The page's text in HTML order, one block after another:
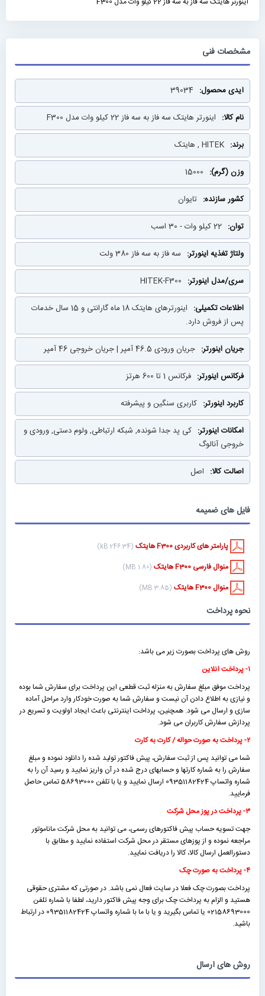
مشخصات فنی
مشخصات
فنی
39034
اینورتر هایتک سه فاز به سه فاز 22 کیلو وات مدل F300
HITEK , هایتک
15000
تایوان
22 کیلو وات - 30 اسب
سه فاز به سه فاز 380 ولت
HITEK-F300
اینورترهای هایتک 18 ماه گارانتی و 15 سال خدمات
پس از فروش دارد.
جریان ورودی 46.5 آمپر | جریان خروجی 46 آمپر
فرکانس 1 تا 600 هرتز
کاربری سنگین و پیشرفته
کی پد جدا شونده, شبکه ارتباطی, ولوم دستی, ورودی و
خروجی آنالوگ
اصل
فایل های ضمیمه
پارامتر های کاربردی F300 هایتک (246.34 kB)
منوال فارسی F300 هایتک (1.80 MB)
منوال F300 هایتک (3.85 MB)
نحوه پرداخت
روش های پرداخت بصورت زیر می باشد:
۱- پرداخت آنلاین
پرداخت موفق مبلغ سفارش به منزله ثبت قطعی این پرداخت برای سفارش شما بوده
و نیازی به اطلاع دادن آن نیست و سفارش شما به صورت خودکار وارد مراحل آماده
سازی و ارسال می شود. همچنین، پرداخت اینترنتی باعث ایجاد اولویت و تسریع در
پردازش سفارش کاربران می شود.
۲- پرداخت به صورت حواله / کارت به کارت
شما می توانید پس از ثبت سفارش، پیش فاکتور تولید شده را دانلود نموده و مبلغ
سفارش را به شماره کارتها و حسابهای درج شده در آن واریز نمایید و رسید آن را به
شماره واتساپ 09351182424 ارسال نمایید و یا با تلفن 58693000 تماس حاصل
فرمایید.
۳- پرداخت در پوز محل شرکت
جهت تسویه حساب پیش فاکتورهای رسمی، می توانید به محل شرکت ماناموتور
مراجعه نموده و از پوزهای مستقر در محل شرکت استفاده نمایید و مطابق با
دستورالعمل ارسال کالا، کالا را دریافت نمایید.
۴- پرداخت به صورت چک
پرداخت بصورت چک فعلا در سایت فعال نمی باشد. در صورتی که مشتری حقوقی
هستید و الزام به پرداخت چک برای وجه پیش فاکتور دارید، لطفا با شماره تلفن
02158693000 یا تماس بگیرید و یا با ما با شماره واتساپ 09351182424 در ارتباط
باشید.
روش های ارسال